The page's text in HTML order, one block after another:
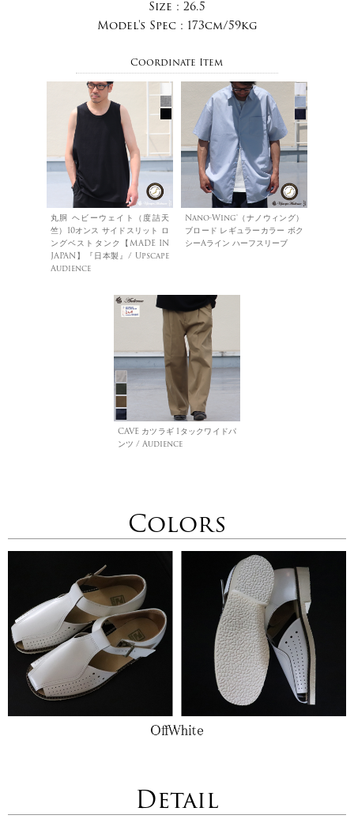
Size : 26.5
Model's Spec : 173cm/59kg
Coordinate Item
丸胴 ヘビーウェイト（度詰天
竺）10オンス サイドスリット ロ
ングベストタンク【MADE IN
JAPAN】『日本製』/ Upscape
Audience
Nano-Wing®︎（ナノウィング）
ブロード レギュラーカラー ボク
シーAライン ハーフスリーブ
CAVE カツラギ 1タックワイドパ
ンツ / Audience
Colors
Detail